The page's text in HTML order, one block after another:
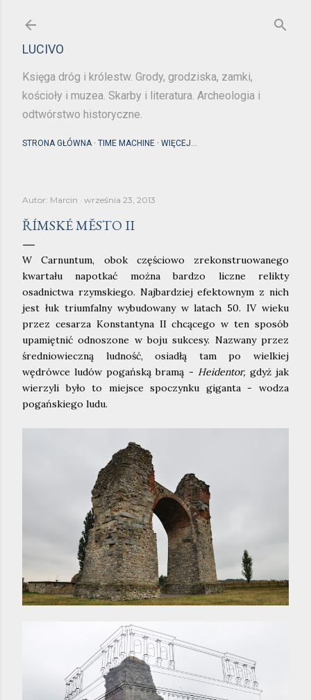
LUCIVO
Księga dróg i królestw. Grody, grodziska, zamki,
kościoły i muzea. Skarby i literatura. Archeologia i
odtwórstwo historyczne.
STRONA GŁÓWNA TIME MACHINE WIĘCEJ…
Autor: Marcin września 23, 2013
ŘÍMSKÉ MĚSTO II
W Carnuntum, obok częściowo zrekonstruowanego
kwartału napotkać można bardzo liczne relikty
osadnictwa rzymskiego. Najbardziej efektownym z nich
jest łuk triumfalny wybudowany w latach 50. IV wieku
przez cesarza Konstantyna II chcącego w ten sposób
upamiętnić odnoszone w boju sukcesy. Nazwany przez
średniowieczną ludność, osiadłą tam po wielkiej
wędrówce ludów pogańską bramą - Heidentor, gdyż jak
wierzyli było to miejsce spoczynku giganta - wodza
pogańskiego ludu.